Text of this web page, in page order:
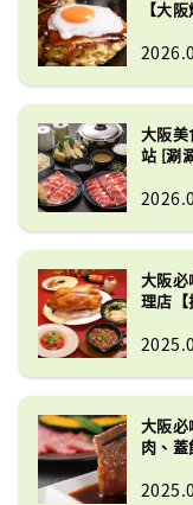
【大
大阪美
站 [涮
大阪必
理店【
大阪必
肉、蓋